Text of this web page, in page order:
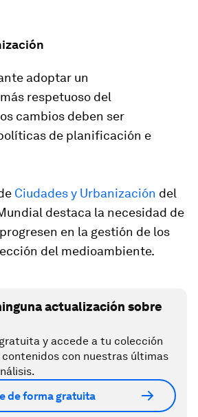
adoptar un
respetuoso del
cambios deben ser
de planificación e
Ciudades y Urbanización del
destaca la necesidad de
en la gestión de los
del medioambiente.
actualización sobre
y accede a tu colección
con nuestras últimas
de forma gratuita